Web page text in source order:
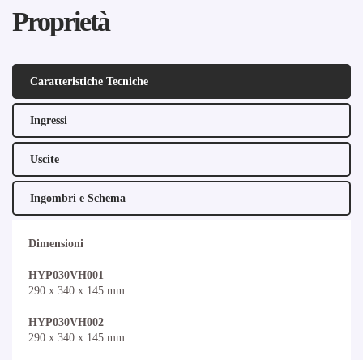
Proprietà
Dimensioni
HYP030VH001
290 x 340 x 145 mm
HYP030VH002
290 x 340 x 145 mm
Caratteristiche Tecniche
Ingressi
Uscite
Ingombri e Schema